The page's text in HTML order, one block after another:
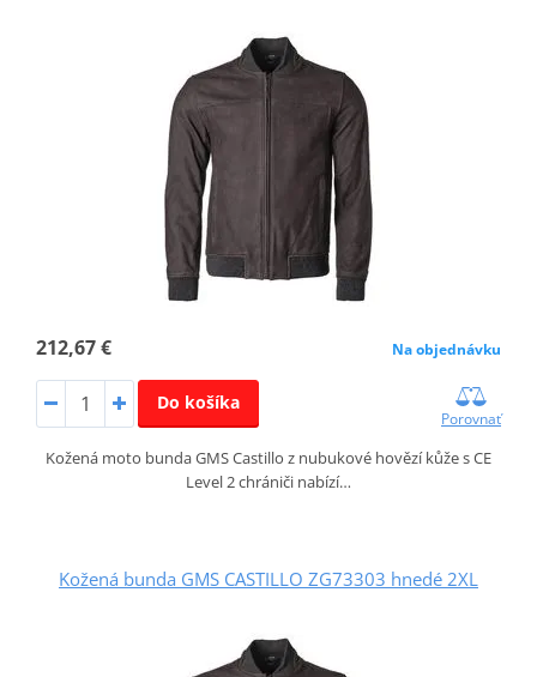
212,67 € Na objednávku
Do košíka
Porovnať
Kožená moto bunda GMS Castillo z nubukové hovězí kůže s CE
Level 2 chrániči nabízí…
Kožená bunda GMS CASTILLO ZG73303 hnedé 2XL